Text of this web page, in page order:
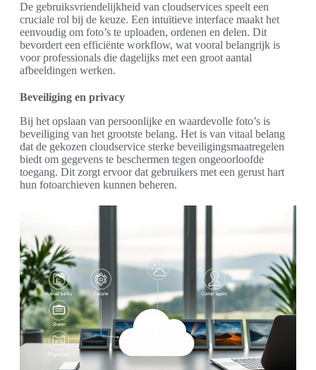
De gebruiksvriendelijkheid van cloudservices speelt een
cruciale rol bij de keuze. Een intuïtieve interface maakt het
eenvoudig om foto’s te uploaden, ordenen en delen. Dit
bevordert een efficiënte workflow, wat vooral belangrijk is
voor professionals die dagelijks met een groot aantal
afbeeldingen werken.
Beveiliging en privacy
Bij het opslaan van persoonlijke en waardevolle foto’s is
beveiliging van het grootste belang. Het is van vitaal belang
dat de gekozen cloudservice sterke beveiligingsmaatregelen
biedt om gegevens te beschermen tegen ongeoorloofde
toegang. Dit zorgt ervoor dat gebruikers met een gerust hart
hun fotoarchieven kunnen beheren.